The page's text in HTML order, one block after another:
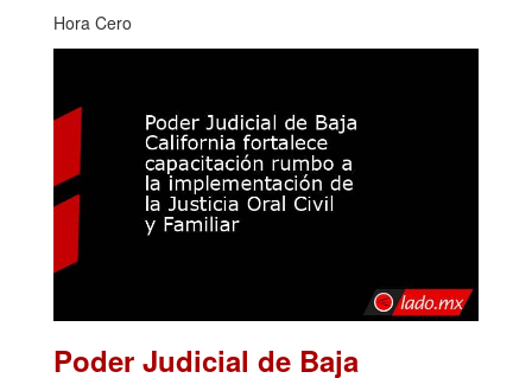
Hora Cero
Poder Judicial de Baja